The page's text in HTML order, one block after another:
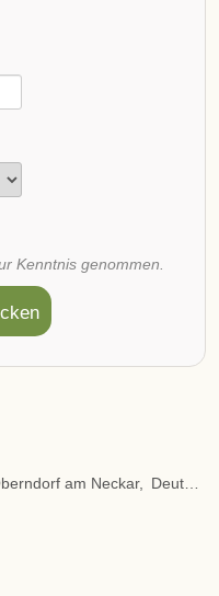
Kenntnis genommen.
am Neckar
Deutschland